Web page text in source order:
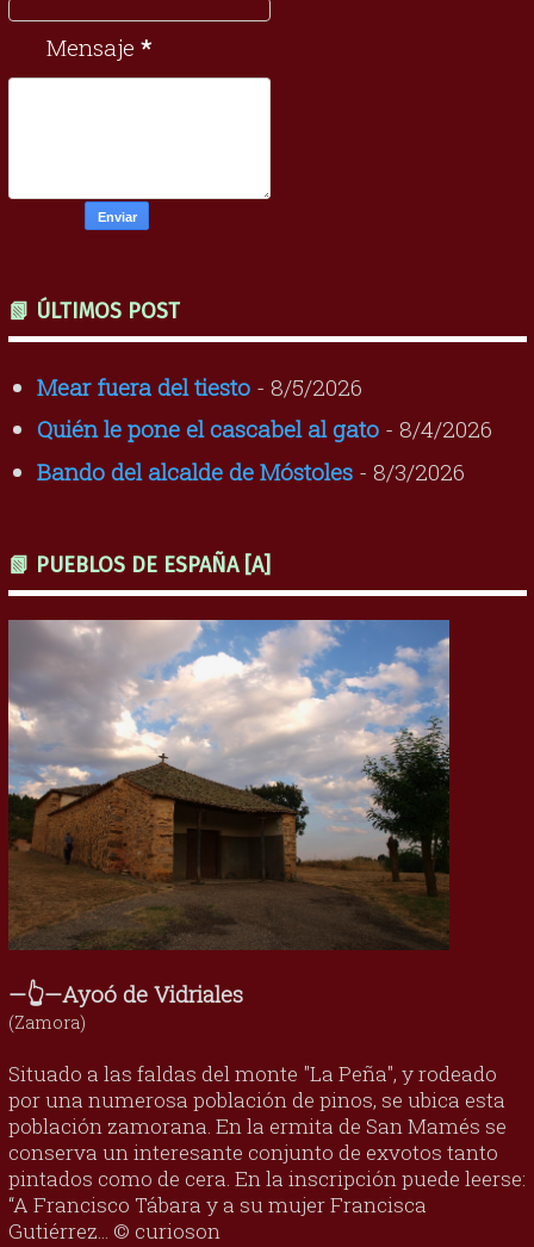
Mensaje *
📗 ÚLTIMOS POST
Mear fuera del tiesto- 8/5/2026
Quién le pone el cascabel al gato- 8/4/2026
Bando del alcalde de Móstoles- 8/3/2026
📗 PUEBLOS DE ESPAÑA [A]
—👆—Ayoó de Vidriales
(Zamora)
Situado a las faldas del monte "La Peña", y rodeado
por una numerosa población de pinos, se ubica esta
población zamorana. En la ermita de San Mamés se
conserva un interesante conjunto de exvotos tanto
pintados como de cera. En la inscripción puede leerse:
“A Francisco Tábara y a su mujer Francisca
Gutiérrez... © curioson